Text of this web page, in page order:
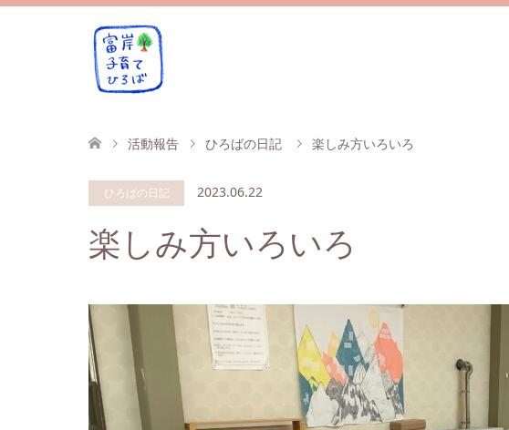
活動報告 ひろばの日記 楽しみ方いろいろ
ひろばの日記 2023.06.22
楽しみ方いろいろ